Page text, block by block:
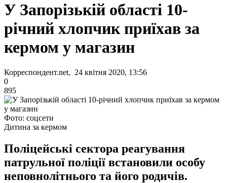
У Запорізькій області 10-
річний хлопчик приїхав за
кермом у магазин
Корреспондент.net, 24 квітня 2020, 13:56
0
895
Фото: соцсети
Дитина за кермом
Поліцейські сектора реагування
патрульної поліції встановили особу
неповнолітнього та його родичів.